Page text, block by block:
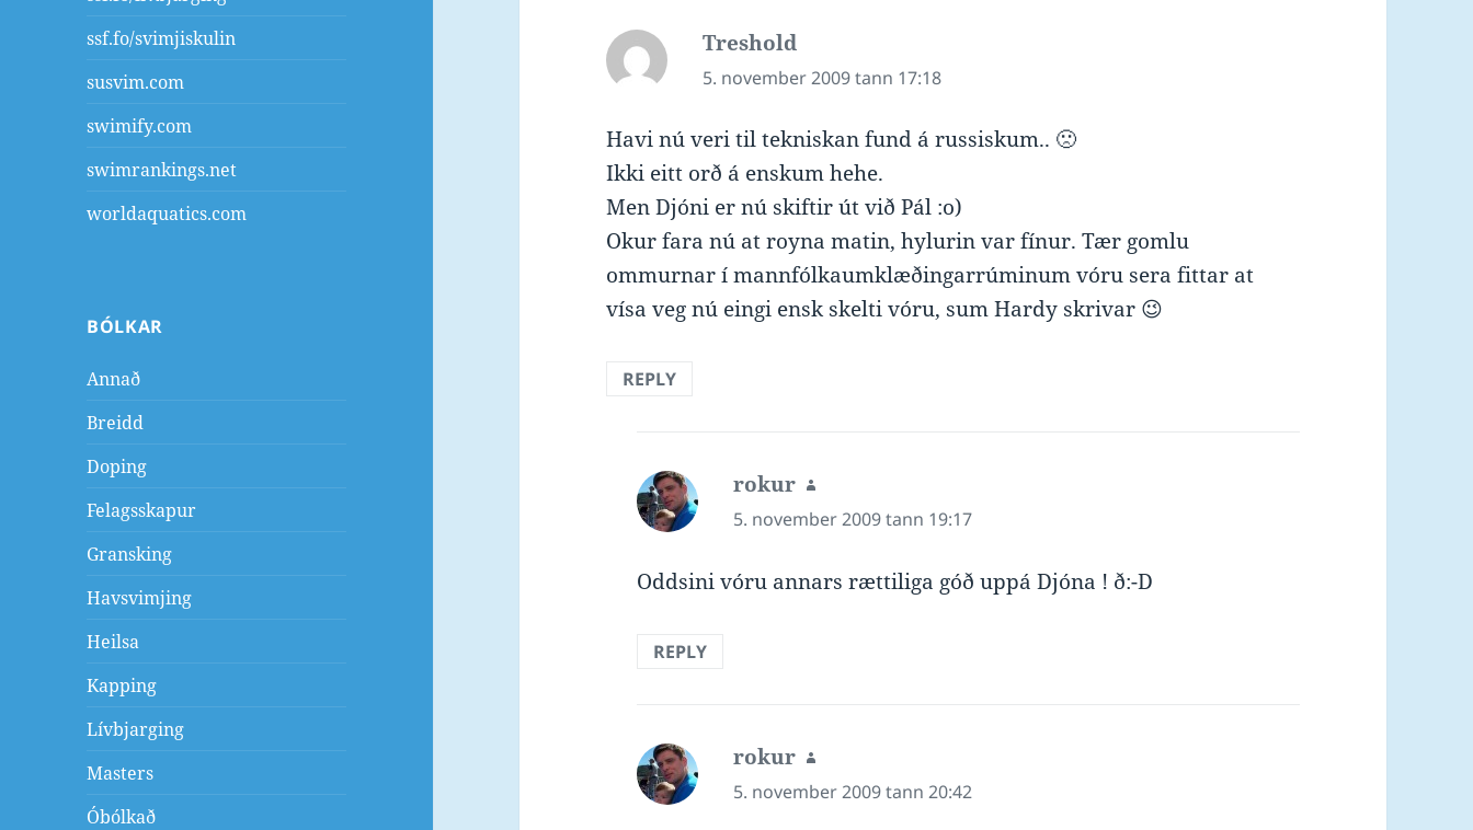
ssf.fo/svimjiskulin
susvim.com
swimify.com
swimrankings.net
worldaquatics.com
BÓLKAR
Annað
Breidd
Doping
Felagsskapur
Gransking
Havsvimjing
Heilsa
Kapping
Lívbjarging
Masters
Óbólkað
Treshold
5. november 2009 tann 17:18
Havi nú veri til tekniskan fund á russiskum.. 🙁
Ikki eitt orð á enskum hehe.
Men Djóni er nú skiftir út við Pál :o)
Okur fara nú at royna matin, hylurin var fínur. Tær gomlu
ommurnar í mannfólkaumklæðingarrúminum vóru sera fittar at
vísa veg nú eingi ensk skelti vóru, sum Hardy skrivar 😉
REPLY
rokur says:
5. november 2009 tann 19:17
Oddsini vóru annars rættiliga góð uppá Djóna ! ð:-D
REPLY
rokur says:
5. november 2009 tann 20:42